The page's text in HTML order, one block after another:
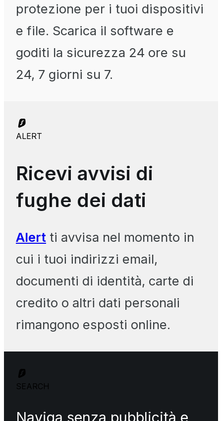
protezione per i tuoi dispositivi
e file. Scarica il software e
goditi la sicurezza 24 ore su
24, 7 giorni su 7.
ALERT
Ricevi avvisi di
fughe dei dati
Alertti avvisa nel momento in
cui i tuoi indirizzi email,
documenti di identità, carte di
credito o altri dati personali
rimangono esposti online.
SEARCH
Naviga senza pubblicità e